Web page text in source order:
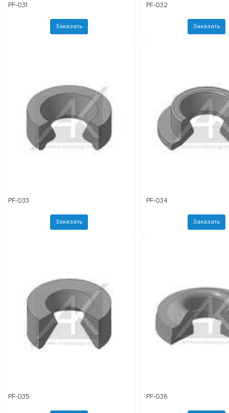
PF-031
Заказать
PF-032
Заказать
PF-033
Заказать
PF-034
Заказать
PF-035 PF-036